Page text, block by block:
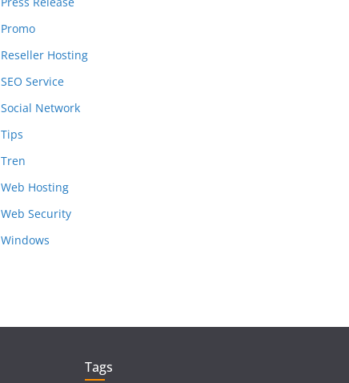
Promo
Reseller Hosting
SEO Service
Social Network
Tips
Tren
Web Hosting
Web Security
Windows
Tags